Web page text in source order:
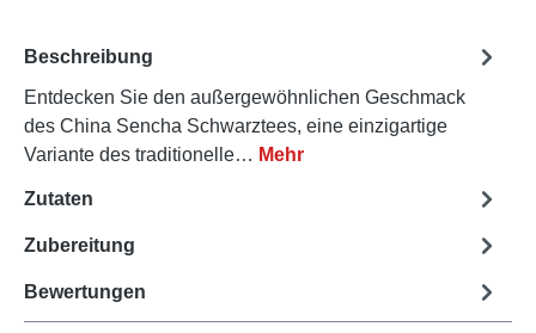
Beschreibung
Entdecken Sie den außergewöhnlichen Geschmack
des China Sencha Schwarztees, eine einzigartige
Variante des traditionelle… Mehr
Zutaten
Zubereitung
Bewertungen